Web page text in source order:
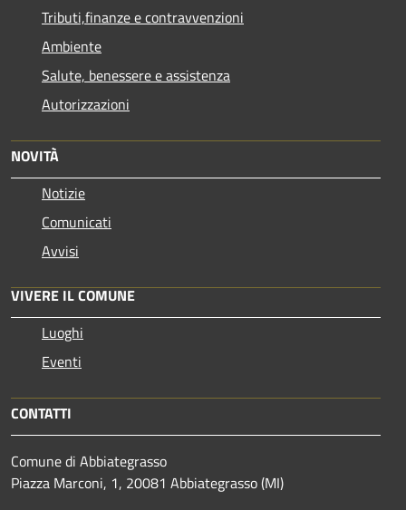
Tributi,finanze e contravvenzioni
Ambiente
Salute, benessere e assistenza
Autorizzazioni
NOVITÀ
Notizie
Comunicati
Avvisi
VIVERE IL COMUNE
Luoghi
Eventi
CONTATTI
Comune di Abbiategrasso
Piazza Marconi, 1, 20081 Abbiategrasso (MI)